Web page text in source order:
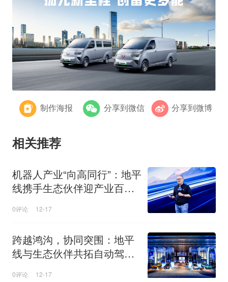
制作海报 分享到微信 分享到微博
相关推荐
机器人产业“向高同行”：地平
线携手生态伙伴迎产业百花
0评论 12-17
跨越鸿沟，协同突围：地平
线与生态伙伴共拓自动驾驶
0评论 12-17